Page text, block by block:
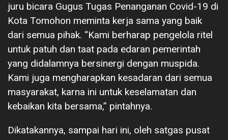
juru bicara Gugus Tugas Penanganan Covid-19 di
Kota Tomohon meminta kerja sama yang baik
dari semua pihak. “Kami berharap pengelola ritel
untuk patuh dan taat pada edaran pemerintah
yang didalamnya bersinergi dengan muspida.
Kami juga mengharapkan kesadaran dari semua
masyarakat, karna ini untuk keselamatan dan
kebaikan kita bersama,” pintahnya.
Dikatakannya, sampai hari ini, oleh satgas pusat